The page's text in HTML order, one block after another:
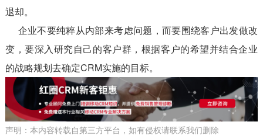
退却。
企业不要纯粹从内部来考虑问题，而要围绕客户出发做改
变，要深入研究自己的客户群，根据客户的希望并结合企业
的战略规划去确定CRM实施的目标。
声明：本内容转载自第三方平台，如有侵权请联系我们删除